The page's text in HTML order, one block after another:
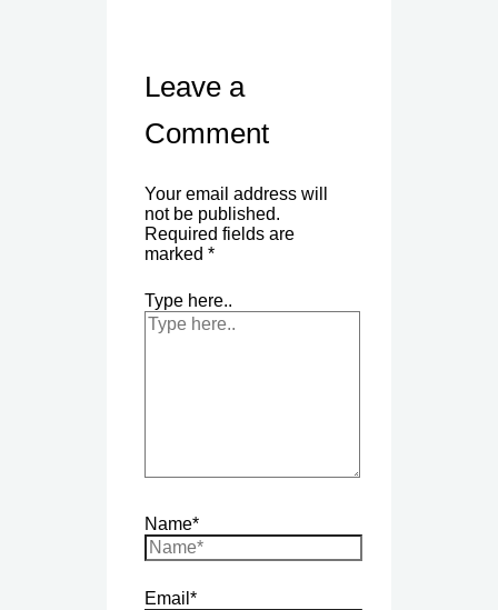
Leave a
Comment
Your email address will
not be published.
Required fields are
marked *
Type here..
Name*
Email*